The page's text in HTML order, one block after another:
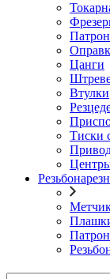
Цанги
Втулки
Тиски